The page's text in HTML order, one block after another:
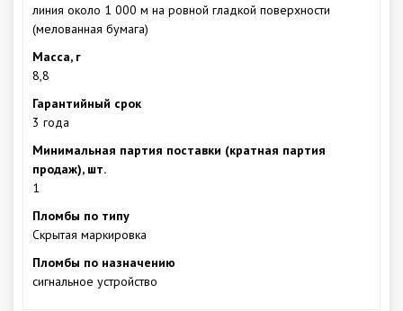
линия около 1 000 м на ровной гладкой поверхности
(мелованная бумага)
Масса, г
8,8
Гарантийный срок
3 года
Минимальная партия поставки (кратная партия
продаж), шт.
1
Пломбы по типу
Скрытая маркировка
Пломбы по назначению
сигнальное устройство